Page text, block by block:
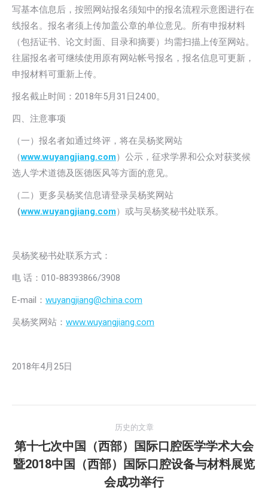
写基本信息后，按照网站报名须知中的报名流程示意图进行在
线报名。报名者须上传加盖公章的单位意见。所有申报材料
（包括证书、论文封面、目录和摘要）均需扫描上传至网站。
往届报名者可继续使用原有网站帐号报名，报名信息可更新，
申报材料可重新上传。
报名截止时间：2018年5月31日24:00。
四、注意事项
（一）报名者如通过终评，将在吴杨奖网站
（www.wuyangjiang.com）公示，征求学界和公众对获奖候
选人学术道德及医德医风等方面的意见。
（二）更多吴杨奖信息请登录吴杨奖网站
（www.wuyangjiang.com）或与吴杨奖秘书处联系。
吴杨奖秘书处联系方式：
电 话：010-88393866/3908
E-mail： wuyangjiang@china.com
吴杨奖网站： www.wuyangjiang.com
2018年4月25日
章
导
历史的文章
历
史
第十七次中国（西部）国际口腔医学学术大会
暨2018中国（西部）国际口腔设备与材料展览
会成功举行